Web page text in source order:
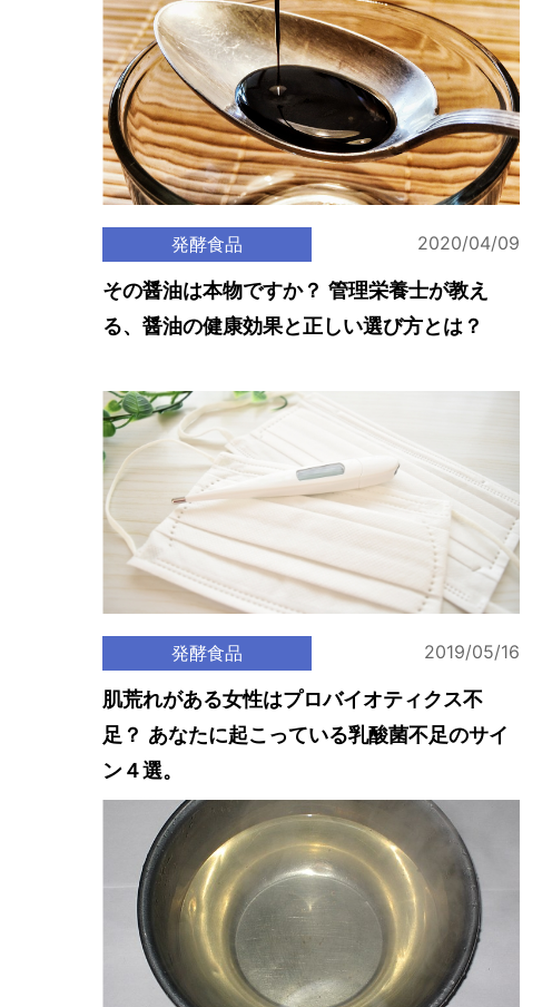
発酵食品 2020/04/09
その醤油は本物ですか？ 管理栄養士が教え
る、醤油の健康効果と正しい選び方とは？
発酵食品 2019/05/16
肌荒れがある女性はプロバイオティクス不
足？ あなたに起こっている乳酸菌不足のサイ
ン４選。